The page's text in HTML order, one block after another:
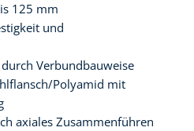
125 mm
und
Verbundbauweise
Polyamid mit
axiales Zusammenführen